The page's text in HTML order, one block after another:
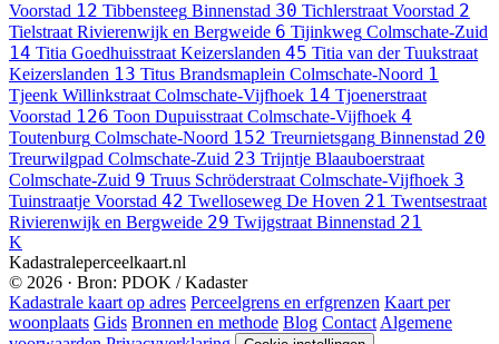
Voorstad 12 Tibbensteeg Binnenstad 30 Tichlerstraat Voorstad 2
Tielstraat Rivierenwijk en Bergweide 6 Tijinkweg Colmschate-Zuid
14 Titia Goedhuisstraat Keizerslanden 45 Titia van der Tuukstraat
Keizerslanden 13 Titus Brandsmaplein Colmschate-Noord 1
Tjeenk Willinkstraat Colmschate-Vijfhoek 14 Tjoenerstraat
Voorstad 126 Toon Dupuisstraat Colmschate-Vijfhoek 4
Toutenburg Colmschate-Noord 152 Treurnietsgang Binnenstad 20
Treurwilgpad Colmschate-Zuid 23 Trijntje Blaauboerstraat
Colmschate-Zuid 9 Truus Schröderstraat Colmschate-Vijfhoek 3
Tuinstraatje Voorstad 42 Twelloseweg De Hoven 21 Twentsestraat
Rivierenwijk en Bergweide 29 Twijgstraat Binnenstad 21
K
Kadastraleperceelkaart.nl
© 2026 · Bron: PDOK / Kadaster
Kadastrale kaart op adres Perceelgrens en erfgrenzen Kaart per
woonplaats Gids Bronnen en methode Blog ContactAlgemene